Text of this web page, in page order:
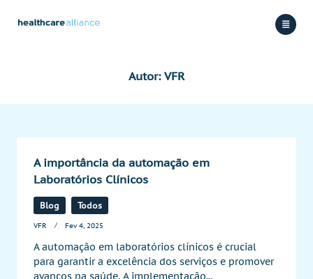
Autor: VFR
A importância da automação em
Laboratórios Clínicos
Blog Todos
VFR Fev 4, 2025
A automação em laboratórios clínicos é crucial
para garantir a excelência dos serviços e promover